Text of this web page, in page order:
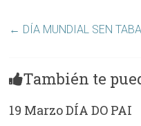
← DÍA MUNDIAL SEN
También te
19 Marzo DÍA DO PAI